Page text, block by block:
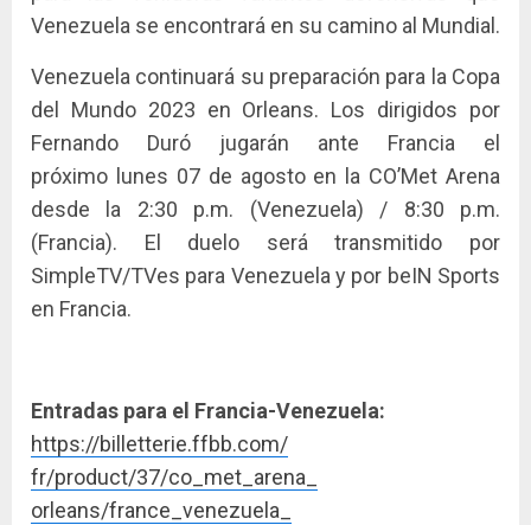
Venezuela se encontrará en su camino al Mundial.
Venezuela continuará su preparación para la Copa
del Mundo 2023 en Orleans. Los dirigidos por
Fernando Duró jugarán ante Francia el
próximo lunes 07 de agosto en la CO’Met Arena
desde la 2:30 p.m. (Venezuela) / 8:30 p.m.
(Francia). El duelo será transmitido por
SimpleTV/TVes para Venezuela y por beIN Sports
en Francia.
Entradas para el Francia-Venezuela:
https://billetterie.ffbb.com/
fr/product/37/co_met_arena_
orleans/france_venezuela_